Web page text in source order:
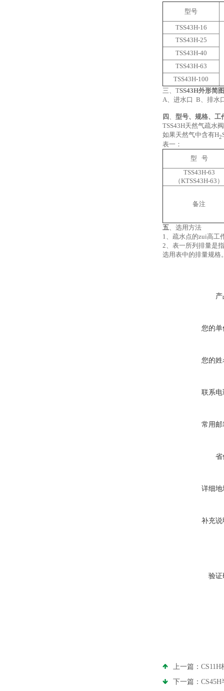
型号
TSS43H-16
TSS43H-25
TSS43H-40
TSS43H-63
TSS43H-100
三、TSS43H外形简图
A、进水口 B、排水
四 、 型号、规格、工
TSS43H天然气疏水
如果天然气中含有H2
表一：
型 号
TSS43H-63
（KTSS43H-63）
备注
五
选用方法
1、疏水点的zui高工
2、表一所列排量是
选用表中的排量规格
您的单
您的姓
联系电
常用邮
省
详细地
补充说
验证
上一篇：
下一篇：